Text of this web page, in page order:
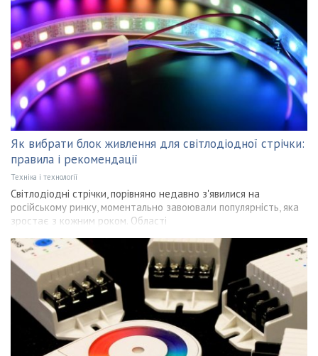
Як вибрати блок живлення для світлодіодної стрічки:
правила і рекомендації
Техніка і технології
Світлодіодні стрічки, порівняно недавно з'явилися на
російському ринку, моментально завоювали популярність, яка
зростає з кожним роком. Області